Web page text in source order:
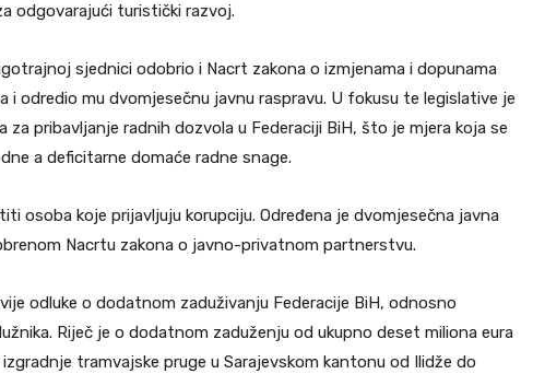
odgovarajući turistički razvoj.
sjednici odobrio i Nacrt zakona o izmjenama i dopunama
i odredio mu dvomjesečnu javnu raspravu. U fokusu te legislative je
za pribavljanje radnih dozvola u Federaciji BiH, što je mjera koja se
a deficitarne domaće radne snage.
osoba koje prijavljuju korupciju. Određena je dvomjesečna javna
Nacrtu zakona o javno-privatnom partnerstvu.
odluke o dodatnom zaduživanju Federacije BiH, odnosno
Riječ je o dodatnom zaduženju od ukupno deset miliona eura
tramvajske pruge u Sarajevskom kantonu od Ilidže do